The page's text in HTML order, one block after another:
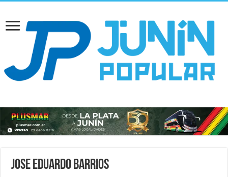
Jose Eduardo Barrios